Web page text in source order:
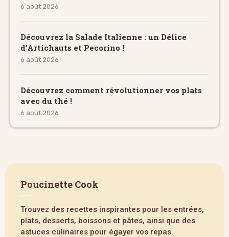
6 août 2026
Découvrez la Salade Italienne : un Délice
d’Artichauts et Pecorino !
6 août 2026
Découvrez comment révolutionner vos plats
avec du thé !
6 août 2026
Poucinette Cook
Trouvez des recettes inspirantes pour les entrées,
plats, desserts, boissons et pâtes, ainsi que des
astuces culinaires pour égayer vos repas.